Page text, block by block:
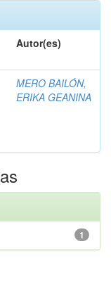
Autor(es)
MERO BAILÓN,
ERIKA GEANINA
1